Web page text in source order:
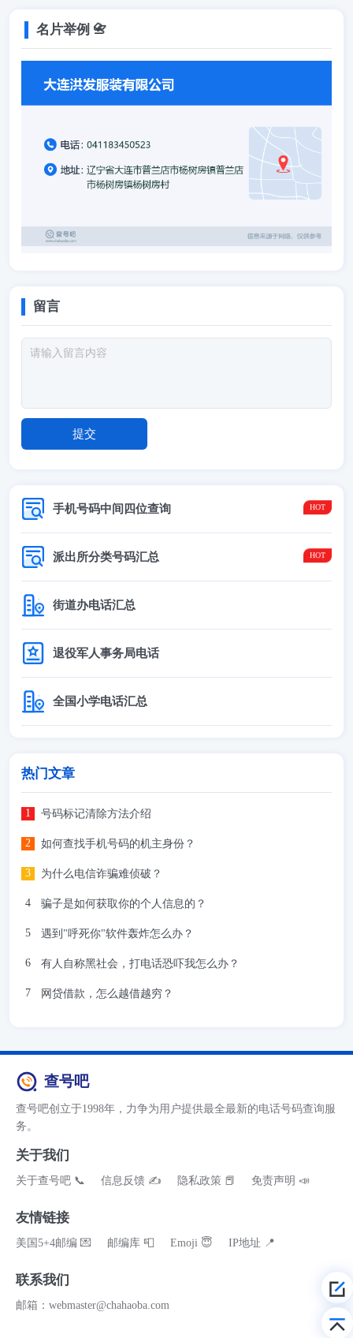
名片举例 📇
留言
手机号码中间四位查询
派出所分类号码汇总
街道办电话汇总
退役军人事务局电话
全国小学电话汇总
热门文章
号码标记清除方法介绍
如何查找手机号码的机主身份？
为什么电信诈骗难侦破？
骗子是如何获取你的个人信息的？
遇到"呼死你"软件轰炸怎么办？
有人自称黑社会，打电话恐吓我怎么办？
网贷借款，怎么越借越穷？
查号吧
查号吧创立于1998年，力争为用户提供最全最新的电话号码查询服
务。
关于我们
关于查号吧 📞 信息反馈 ✍ 隐私政策 📕 免责声明 📣
友情链接
美国5+4邮编 💌 邮编库 📮 Emoji 😇 IP地址 📍
联系我们
邮箱：webmaster@chahaoba.com